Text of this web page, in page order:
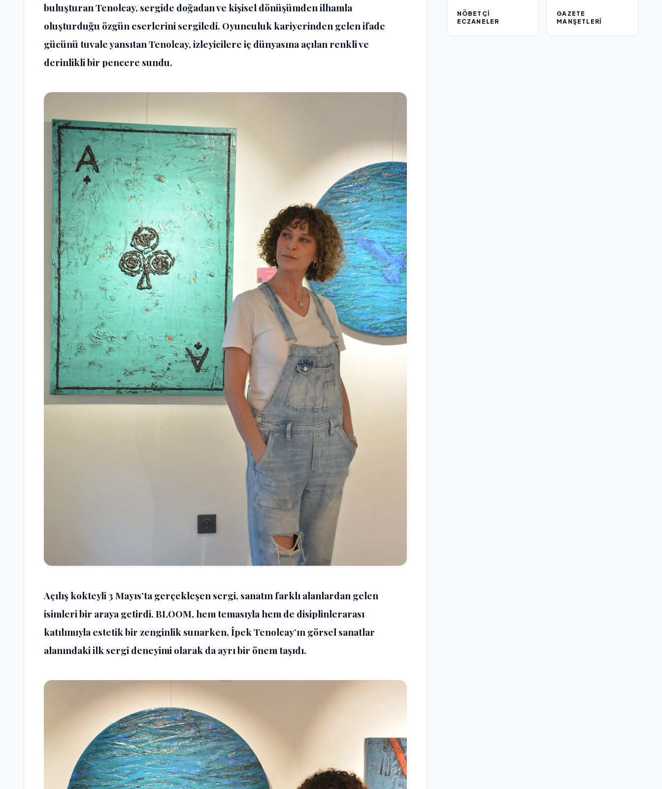
buluşturan Tenolcay, sergide doğadan ve kişisel dönüşümden ilhamla
oluşturduğu özgün eserlerini sergiledi. Oyunculuk kariyerinden gelen ifade
gücünü tuvale yansıtan Tenolcay, izleyicilere iç dünyasına açılan renkli ve
derinlikli bir pencere sundu.
Açılış kokteyli 3 Mayıs’ta gerçekleşen sergi, sanatın farklı alanlardan gelen
isimleri bir araya getirdi. BLOOM, hem temasıyla hem de disiplinlerarası
katılımıyla estetik bir zenginlik sunarken, İpek Tenolcay’ın görsel sanatlar
alanındaki ilk sergi deneyimi olarak da ayrı bir önem taşıdı.
NÖBETÇI
ECZANELER
GAZETE
MANŞETLERI